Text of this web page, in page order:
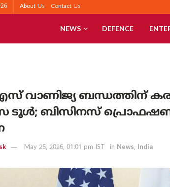
About Us Contact Us
NEWS DEFENCE
വാണിജ്യ ബന്ധത്തിന്
ടൂൾ; ബിസിനസ്
May 25, 2026, 01:01 pm IST in News, India